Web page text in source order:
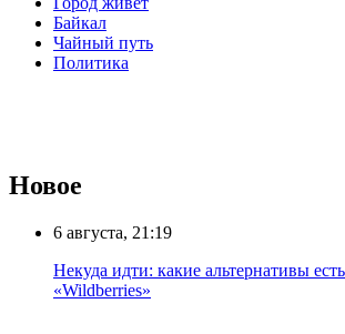
Байкал
Чайный путь
Политика
Новое
6 августа, 21:19
Некуда идти: какие альтернативы
«Wildberries»